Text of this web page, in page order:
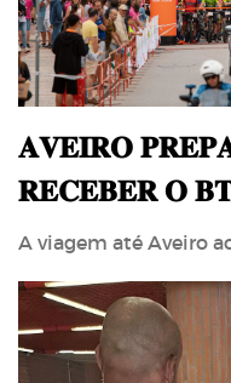
𝐀𝐕𝐄𝐈𝐑𝐎
𝐑𝐄𝐂𝐄𝐁𝐄𝐑 𝐎
A viagem até Aveiro